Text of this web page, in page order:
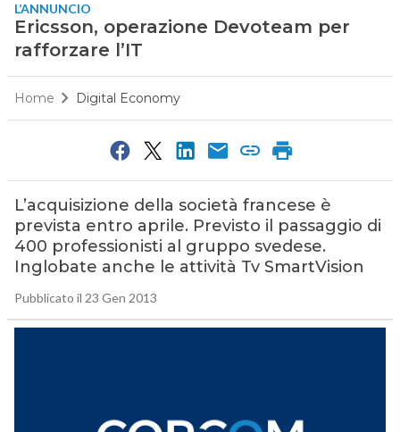
L’ANNUNCIO
Ericsson, operazione Devoteam per
rafforzare l’IT
Home Digital Economy
L’acquisizione della società francese è
prevista entro aprile. Previsto il passaggio di
400 professionisti al gruppo svedese.
Inglobate anche le attività Tv SmartVision
Pubblicato il 23 Gen 2013